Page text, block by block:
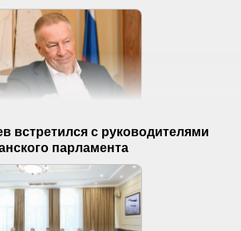
встретился с руководителями
парламента